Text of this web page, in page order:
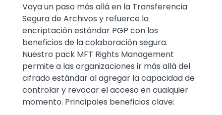
Text
Vaya un paso más allá en la Transferencia
Segura de Archivos y refuerce la
encriptación estándar PGP con los
beneficios de la colaboración segura.
Nuestro pack MFT Rights Management
permite a las organizaciones ir más allá del
cifrado estándar al agregar la capacidad de
controlar y revocar el acceso en cualquier
momento. Principales beneficios clave: